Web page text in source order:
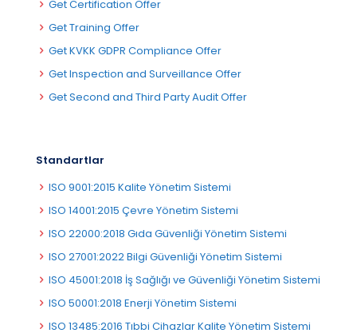
Get Certification Offer
Get Training Offer
Get KVKK GDPR Compliance Offer
Get Inspection and Surveillance Offer
Get Second and Third Party Audit Offer
Standartlar
ISO 9001:2015 Kalite Yönetim Sistemi
ISO 14001:2015 Çevre Yönetim Sistemi
ISO 22000:2018 Gıda Güvenliği Yönetim Sistemi
ISO 27001:2022 Bilgi Güvenliği Yönetim Sistemi
ISO 45001:2018 İş Sağlığı ve Güvenliği Yönetim Sistemi
ISO 50001:2018 Enerji Yönetim Sistemi
ISO 13485:2016 Tıbbi Cihazlar Kalite Yönetim Sistemi